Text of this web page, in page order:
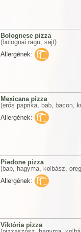
Bolognese pizza
(bolognai ragu, sajt)
Allergének:
Mexicana pizza
(erős paprika, bab, bacon,
Allergének:
Piedone pizza
(bab, hagyma, kolbász,
Allergének:
Viktória pizza